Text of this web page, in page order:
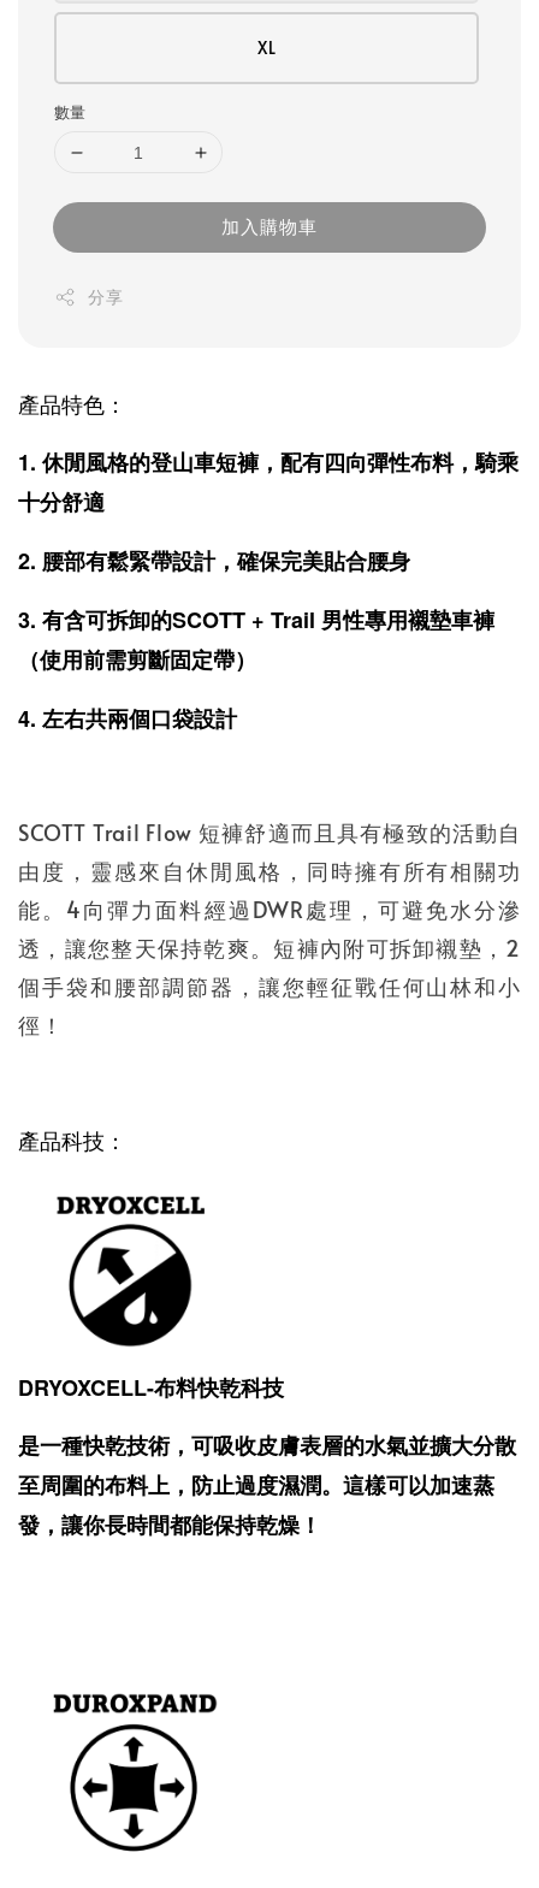
XL
數量
加入購物車
分享
產品特色：
1. 休閒風格的登山車短褲，配有四向彈性布料，騎乘
十分舒適
2. 腰部有鬆緊帶設計，確保完美貼合腰身
3. 有含可拆卸的SCOTT + Trail 男性專用襯墊車褲
（使用前需剪斷固定帶）
4. 左右共兩個口袋設計
SCOTT Trail Flow 短褲舒適而且具有極致的活動自
由度，靈感來自休閒風格，同時擁有所有相關功
能。4向彈力面料經過DWR處理，可避免水分滲
透，讓您整天保持乾爽。短褲內附可拆卸襯墊，2
個手袋和腰部調節器，讓您輕征戰任何山林和小
徑！
產品科技：
DRYOXCELL-布料快乾科技
是一種快乾技術，可吸收皮膚表層的水氣並擴大分散
至周圍的布料上，防止過度濕潤。這樣可以加速蒸
發，讓你長時間都能保持乾燥！